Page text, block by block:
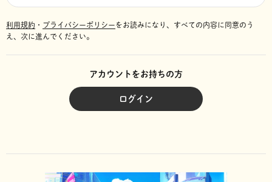
利用規約 ・ プライバシーポリシーをお読みになり、 すべての内容に同意のう
え、次に進んでください。
アカウントをお持ちの方
ログイン